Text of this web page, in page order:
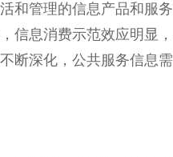
和管理的信息产品和服
信息消费示范效应明显
断深化，公共服务信息